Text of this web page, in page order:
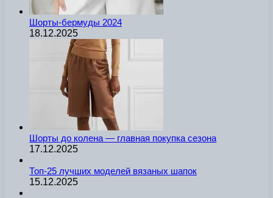
Шорты-бермуды 2024
18.12.2025
Шорты до колена — главная покупка сезона
17.12.2025
Топ-25 лучших моделей вязаных шапок
15.12.2025